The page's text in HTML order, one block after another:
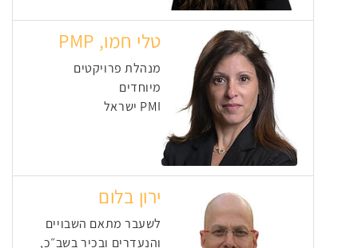
טלי חמו, PMP
מנהלת פרויקטים
מיוחדים
PMI ישראל
ירון בלום
לשעבר מתאם השבויים
והנעדרים ובכיר בשב״כ,